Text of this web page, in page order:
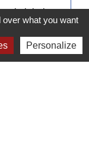
what you want
Personalize